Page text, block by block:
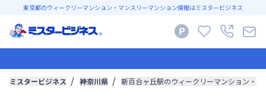
東京都のウィークリーマンション・マンスリーマンション情報はミスタービジネス
ミスタービジネス 神奈川県 新百合ヶ丘駅のウィークリーマンション・